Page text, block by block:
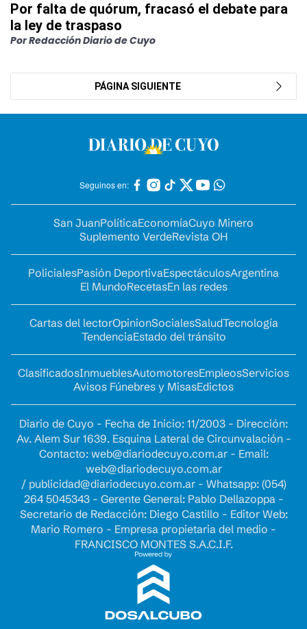
Por falta de quórum, fracasó el debate para
la ley de traspaso
Por Redacción Diario de Cuyo
PÁGINA SIGUIENTE
Seguinos en:
San JuanPolíticaEconomíaCuyo Minero
Suplemento VerdeRevista OH
PolicialesPasión DeportivaEspectáculosArgentina
El MundoRecetasEn las redes
Cartas del lectorOpinionSocialesSaludTecnología
TendenciaEstado del tránsito
ClasificadosInmueblesAutomotoresEmpleosServicios
Avisos Fúnebres y MisasEdictos
Diario de Cuyo - Fecha de Inicio: 11/2003 - Dirección:
Av. Alem Sur 1639. Esquina Lateral de Circunvalación -
Contacto: web@diariodecuyo.com.ar- Email:
web@diariodecuyo.com.ar
/ publicidad@diariodecuyo.com.ar- Whatsapp: (054)
264 5045343 - Gerente General: Pablo Dellazoppa -
Secretario de Redacción: Diego Castillo - Editor Web:
Mario Romero - Empresa propietaria del medio -
FRANCISCO MONTES S.A.C.I.F.